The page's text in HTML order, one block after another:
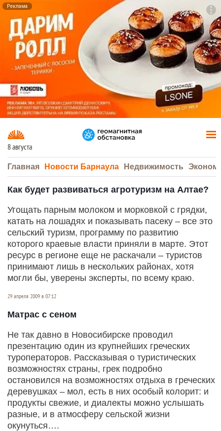
Реклама
8 августа
Главная Новости Барнаула Недвижимость
Как будет развиваться агротуризм на Алтае?
Угощать парным молоком и морковкой с грядки,
катать на лошадях и показывать пасеку – все это
сельский туризм, программу по развитию
которого краевые власти приняли в марте. Этот
ресурс в регионе еще не раскачали – туристов
принимают лишь в нескольких районах, хотя
могли бы, уверены эксперты, по всему краю.
29 апреля 2009 в 07:12
Матрас с сеном
Не так давно в Новосибирске проводил
презентацию один из крупнейших греческих
туроператоров. Рассказывая о туристических
возможностях страны, грек подробно
остановился на возможностях отдыха в грече­ских
деревушках – мол, есть в них особый колорит: и
продукты свежие, и диалекты можно услышать
разные, и в атмосферу сельской жизни
окунуться….